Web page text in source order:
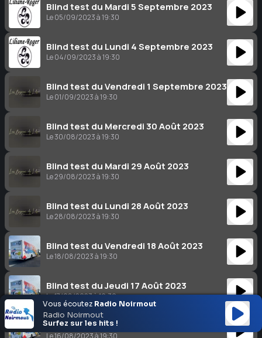
Blind test du Mardi 5 Septembre 2023
Le 05/09/2023 à 19:30
Blind test du Lundi 4 Septembre 2023
Le 04/09/2023 à 19:30
Blind test du Vendredi 1 Septembre 2023
Le 01/09/2023 à 19:30
Blind test du Mercredi 30 Août 2023
Le 30/08/2023 à 19:30
Blind test du Mardi 29 Août 2023
Le 29/08/2023 à 19:30
Blind test du Lundi 28 Août 2023
Le 28/08/2023 à 19:30
Blind test du Vendredi 18 Août 2023
Le 18/08/2023 à 19:30
Blind test du Jeudi 17 Août 2023
Le 17/08/2023 à 19:30
Blind test du Mercredi 16 Août 2023
Le 16/08/2023 à 19:30
Vous écoutez Radio Noirmout
Radio Noirmout
Surfez sur les hits !